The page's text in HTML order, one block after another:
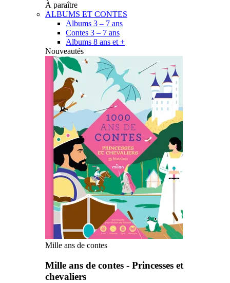
À paraître
ALBUMS ET CONTES
Albums 3 – 7 ans
Contes 3 – 7 ans
Albums 8 ans et +
Nouveautés
Mille ans de contes
Mille ans de contes - Princesses et
chevaliers